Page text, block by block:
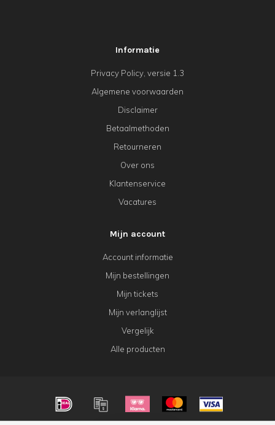
Informatie
Privacy Policy, versie 1.3
Algemene voorwaarden
Disclaimer
Betaalmethoden
Retourneren
Over ons
Klantenservice
Vacatures
Mijn account
Account informatie
Mijn bestellingen
Mijn tickets
Mijn verlanglijst
Vergelijk
Alle producten